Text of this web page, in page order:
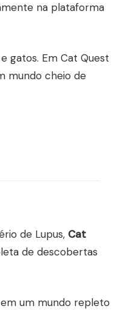
na plataforma
gatos. Em Cat Quest
mundo cheio de
de Lupus, Cat
de descobertas
um mundo repleto